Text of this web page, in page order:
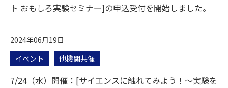
ト おもしろ実験セミナー]の申込受付を開始しました。
2024年06月19日
イベント
他機関共催
7/24（水）開催：[サイエンスに触れてみよう！～実験を